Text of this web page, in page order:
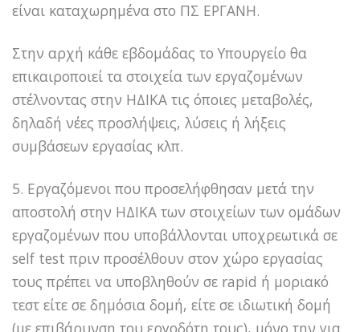
είναι καταχωρημένα στο ΠΣ ΕΡΓΑΝΗ.
Στην αρχή κάθε εβδομάδας το Υπουργείο θα
επικαιροποιεί τα στοιχεία των εργαζομένων
στέλνοντας στην ΗΔΙΚΑ τις όποιες μεταβολές,
δηλαδή νέες προσλήψεις, λύσεις ή λήξεις
συμβάσεων εργασίας κλπ.
5. Εργαζόμενοι που προσελήφθησαν μετά την
αποστολή στην ΗΔΙΚΑ των στοιχείων των ομάδων
εργαζομένων που υποβάλλονται υποχρεωτικά σε
self test πριν προσέλθουν στον χώρο εργασίας
τους πρέπει να υποβληθούν σε rapid ή μοριακό
τεστ είτε σε δημόσια δομή, είτε σε ιδιωτική δομή
(με επιβάρυνση του εργοδότη τους), μόνο την για